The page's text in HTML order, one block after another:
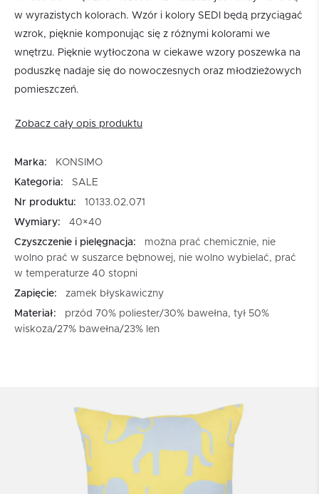
w wyrazistych kolorach. Wzór i kolory SEDI będą przyciągać
wzrok, pięknie komponując się z różnymi kolorami we
wnętrzu. Pięknie wytłoczona w ciekawe wzory poszewka na
poduszkę nadaje się do nowoczesnych oraz młodzieżowych
pomieszczeń.
Zobacz cały opis produktu
Marka:
KONSIMO
Kategoria:
SALE
Nr produktu:
10133.02.071
Wymiary:
40×40
Czyszczenie i pielęgnacja:
można prać chemicznie, nie
wolno prać w suszarce bębnowej, nie wolno wybielać, prać
w temperaturze 40 stopni
Zapięcie:
zamek błyskawiczny
Materiał:
przód 70% poliester/30% bawełna, tył 50%
wiskoza/27% bawełna/23% len